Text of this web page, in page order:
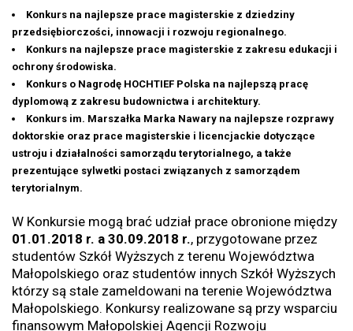
Konkurs na najlepsze prace magisterskie z dziedziny
przedsiębiorczości, innowacji i rozwoju regionalnego.
Konkurs na najlepsze prace magisterskie z zakresu edukacji i
ochrony środowiska.
Konkurs o Nagrodę HOCHTIEF Polska na najlepszą pracę
dyplomową z zakresu budownictwa i architektury.
Konkurs im. Marszałka Marka Nawary na najlepsze rozprawy
doktorskie oraz prace magisterskie i licencjackie dotyczące
ustroju i działalności samorządu terytorialnego, a także
prezentujące sylwetki postaci związanych z samorządem
terytorialnym.
W Konkursie mogą brać udział prace obronione między
01.01.2018 r. a 30.09.2018 r., przygotowane przez
studentów Szkół Wyższych z terenu Województwa
Małopolskiego oraz studentów innych Szkół Wyższych
którzy są stale zameldowani na terenie Województwa
Małopolskiego. Konkursy realizowane są przy wsparciu
finansowym Małopolskiej Agencji Rozwoju